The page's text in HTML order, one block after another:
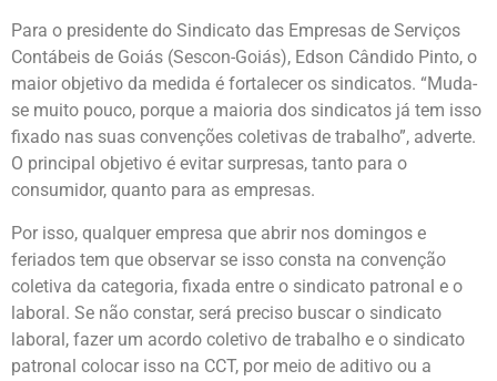
Para o presidente do Sindicato das Empresas de Serviços
Contábeis de Goiás (Sescon-Goiás), Edson Cândido Pinto, o
maior objetivo da medida é fortalecer os sindicatos. “Muda-
se muito pouco, porque a maioria dos sindicatos já tem isso
fixado nas suas convenções coletivas de trabalho”, adverte.
O principal objetivo é evitar surpresas, tanto para o
consumidor, quanto para as empresas.
Por isso, qualquer empresa que abrir nos domingos e
feriados tem que observar se isso consta na convenção
coletiva da categoria, fixada entre o sindicato patronal e o
laboral. Se não constar, será preciso buscar o sindicato
laboral, fazer um acordo coletivo de trabalho e o sindicato
patronal colocar isso na CCT, por meio de aditivo ou a